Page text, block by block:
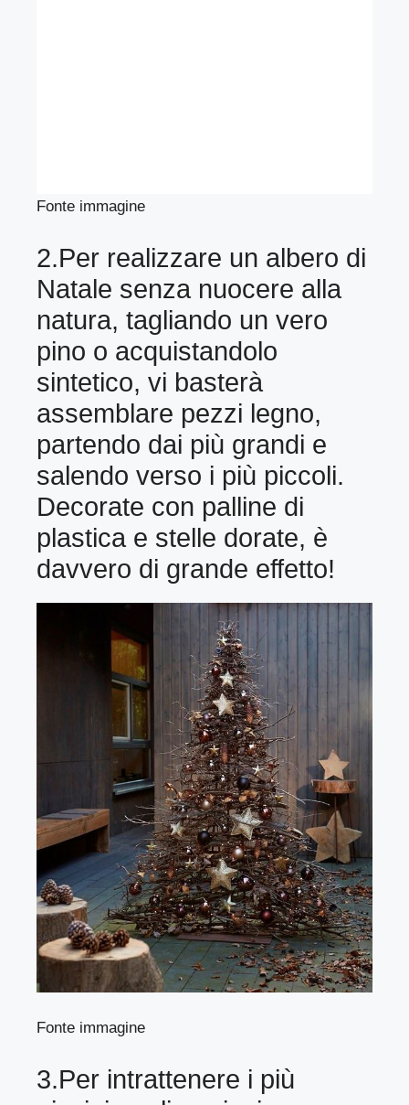
Fonte immagine
2.Per realizzare un albero di
Natale senza nuocere alla
natura, tagliando un vero
pino o acquistandolo
sintetico, vi basterà
assemblare pezzi legno,
partendo dai più grandi e
salendo verso i più piccoli.
Decorate con palline di
plastica e stelle dorate, è
davvero di grande effetto!
Fonte immagine
3.Per intrattenere i più